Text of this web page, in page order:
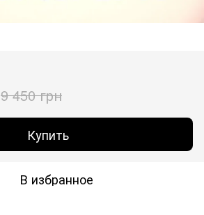
9 450 грн
Купить
В избранное